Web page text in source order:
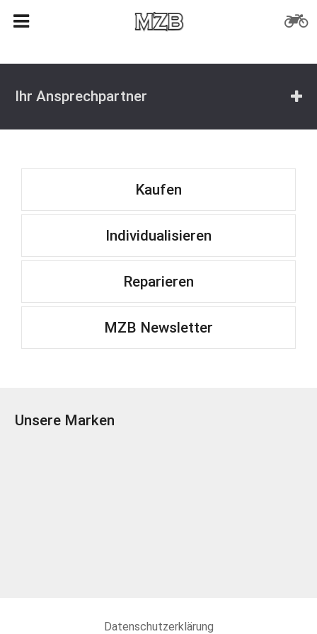
Ihr Ansprechpartner
Kaufen
Individualisieren
Reparieren
MZB Newsletter
Unsere Marken
Datenschutzerklärung